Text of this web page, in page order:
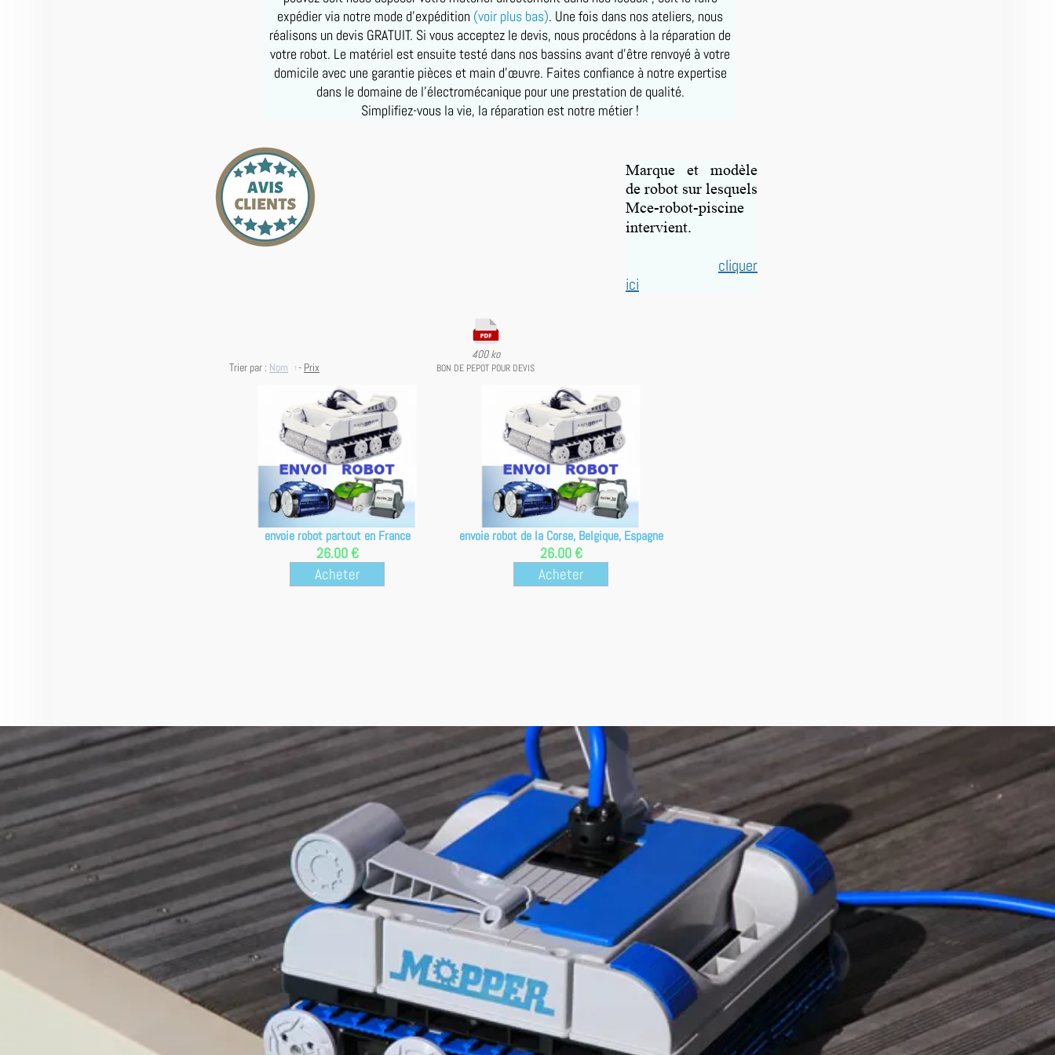
expédier via notre mode d'expédition (voir plus bas). Une fois dans nos ateliers, nous
réalisons un devis GRATUIT. Si vous acceptez le devis, nous procédons à la réparation de
votre robot. Le matériel est ensuite testé dans nos bassins avant d'être renvoyé à votre
domicile avec une garantie pièces et main d’œuvre. Faites confiance à notre expertise
dans le domaine de l’électromécanique pour une prestation de qualité.
Simplifiez-vous la vie, la réparation est notre métier !
Marque et modèle
de robot sur lesquels
Mce-robot-piscine
intervient.
cliquer
ici
400 ko
BON DE PEPOT POUR DEVIS
Trier par : Nom - Prix
envoie robot partout en France
26.00 €
Acheter
envoie robot de la Corse, Belgique, Espagne
26.00 €
Acheter